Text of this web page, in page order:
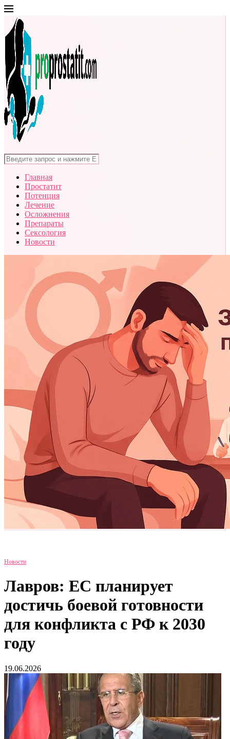
Главная
Простатит
Потенция
Лечение
Осложнения
Препараты
Сексология
Новости
Новости
Лавров: ЕС планирует
достичь боевой готовности
для конфликта с РФ к 2030
году
19.06.2026